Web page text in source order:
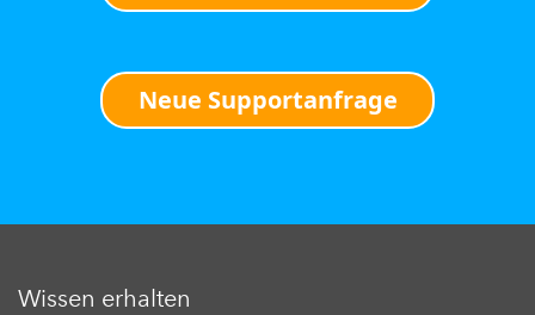
Neue Supportanfrage
Wissen erhalten